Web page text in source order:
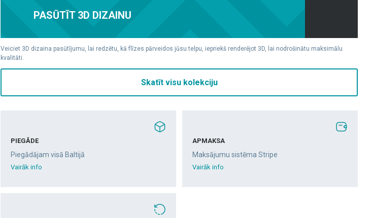
PASŪTĪT 3D DIZAINU
Veiciet 3D dizaina pasūtījumu, lai redzētu, kā flīzes pārveidos jūsu telpu, iepriekš renderējot 3D, lai nodrošinātu maksimālu
kvalitāti.
Skatīt visu kolekciju
PIEGĀDE
Piegādājam visā Baltijā
Vairāk info
APMAKSA
Maksājumu sistēma Stripe
Vairāk info